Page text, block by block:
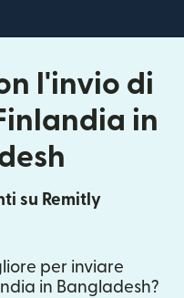
l'invio di
in
su Remitly
per inviare
in Bangladesh?